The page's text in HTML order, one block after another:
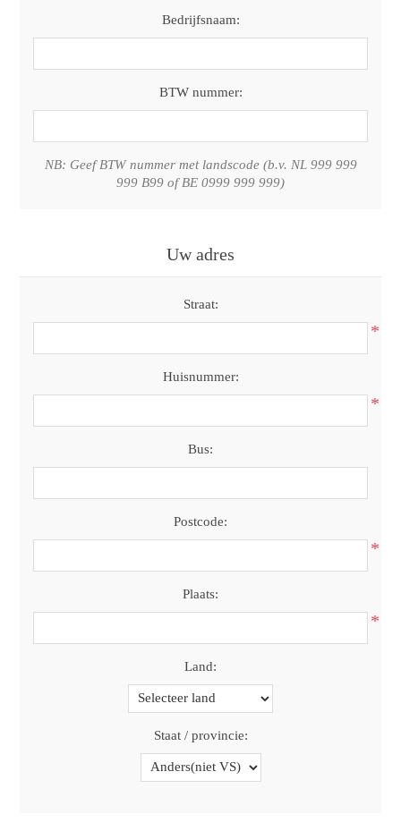
Bedrijfsnaam:
BTW nummer:
NB: Geef BTW nummer met landscode (b.v. NL 999 999
999 B99 of BE 0999 999 999)
Uw adres
Straat:
*
Huisnummer:
*
Bus:
Postcode:
*
Plaats:
*
Land:
Staat / provincie: